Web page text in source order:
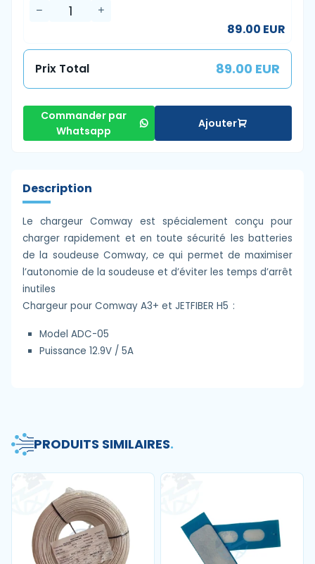
89.00 EUR
Prix Total 89.00 EUR
Commander par
Whatsapp
Ajouter
Description
Le chargeur Comway est spécialement conçu pour
charger rapidement et en toute sécurité les batteries
de la soudeuse Comway, ce qui permet de maximiser
l’autonomie de la soudeuse et d’éviter les temps d’arrêt
inutiles
Chargeur pour Comway A3+ et JETFIBER H5 :
Model ADC-05
Puissance 12.9V / 5A
PRODUITS SIMILAIRES.